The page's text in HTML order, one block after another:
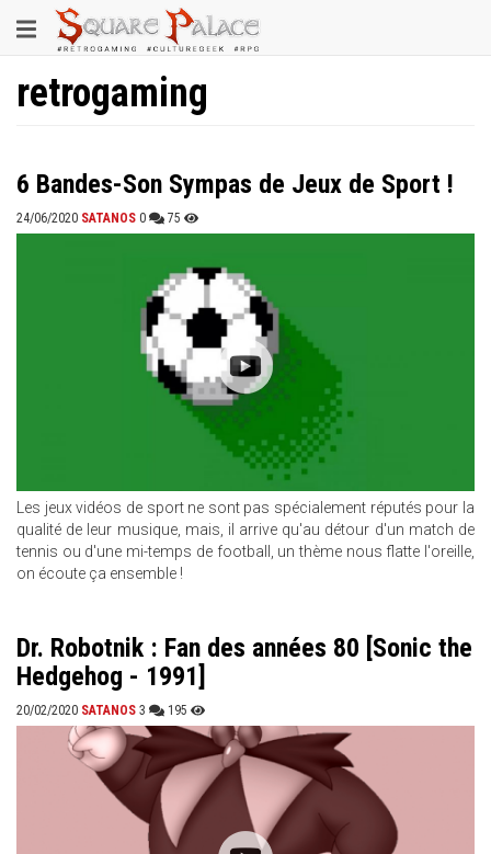
au
contenu
principal
Toggle
navigation
retrogaming
6 Bandes-Son Sympas de Jeux de Sport !
24/06/2020 SATANOS 0 75
Les jeux vidéos de sport ne sont pas spécialement réputés pour la
qualité de leur musique, mais, il arrive qu'au détour d'un match de
tennis ou d'une mi-temps de football, un thème nous flatte l'oreille,
on écoute ça ensemble !
Dr. Robotnik : Fan des années 80 [Sonic the
Hedgehog - 1991]
20/02/2020 SATANOS 3 195